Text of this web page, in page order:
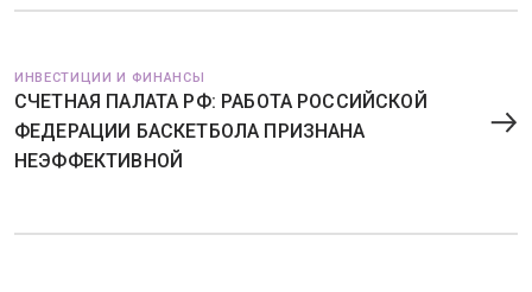
ИНВЕСТИЦИИ И ФИНАНСЫ
СЧЕТНАЯ ПАЛАТА РФ: РАБОТА РОССИЙСКОЙ
ФЕДЕРАЦИИ БАСКЕТБОЛА ПРИЗНАНА
НЕЭФФЕКТИВНОЙ